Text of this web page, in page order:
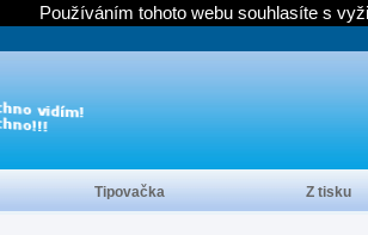
Tipovačka Z tisku
Používáním tohoto webu souhlasíte s